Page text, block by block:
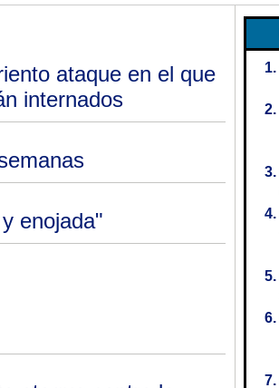
ataque en el que
internados
enojada"